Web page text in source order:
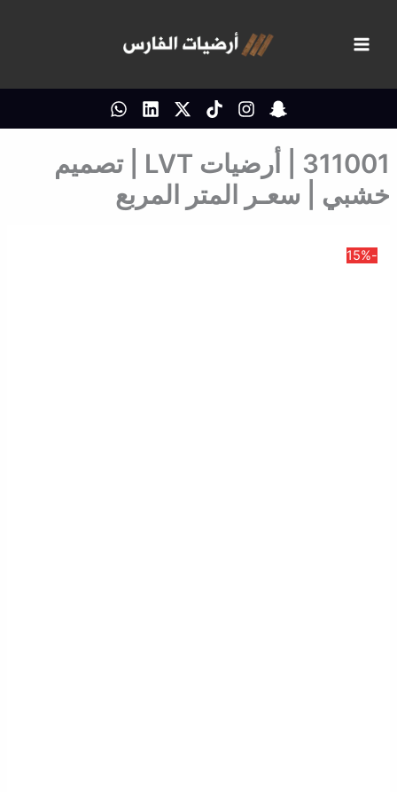
المحتوى
311001 | أرضيات LVT | تصميم
خشبي | سعـر المتر المربع
-15%